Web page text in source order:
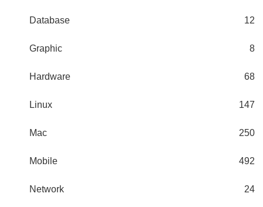
Database 12
Graphic 8
Hardware 68
Linux 147
Mac 250
Mobile 492
Network 24